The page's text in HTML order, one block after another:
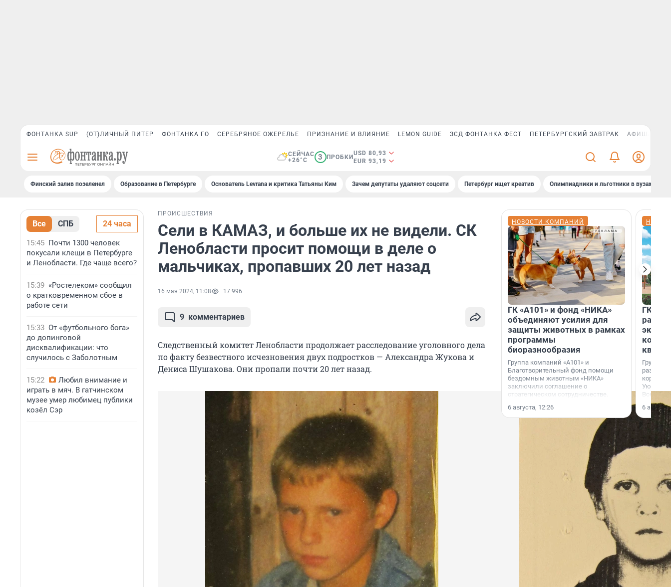
ФОНТАНКА SUP (ОТ)ЛИЧНЫЙ ПИТЕР ФОНТАНКА ГО СЕРЕБРЯНОЕ ОЖЕРЕЛЬЕ ПРИЗНАНИЕ И ВЛИЯНИЕ LEMON GUIDE ЗСД ФОНТАНКА ФЕСТ ПЕТЕРБУРГСКИЙ ЗАВТРАК АФИША PLUS
СЕЙЧАС
+26°C
3 ПРОБКИ
USD 80,93
EUR 93,19
Финский залив позеленел Образование в Петербурге Основатель Levrana и критика Татьяны Ким Зачем депутаты удаляют соцсети Петербург ищет креатив Олимпиадники и льготники в вузах СПб
Все СПБ 24 часа
15:45 Почти 1300 человек
покусали клещи в Петербурге
и Ленобласти. Где чаще всего?
15:39 «Ростелеком» сообщил
о кратковременном сбое в
работе сети
15:33 От «футбольного бога»
до допинговой
дисквалификации: что
случилось с Заболотным
15:22
Любил внимание и
играть в мяч. В гатчинском
музее умер любимец публики
козёл Сэр
ПРОИСШЕСТВИЯ
Сели в КАМАЗ, и больше их не видели. СК
Ленобласти просит помощи в деле о
мальчиках, пропавших 20 лет назад
16 мая 2024, 11:08 17 996
9 комментариев
Следственный комитет Ленобласти продолжает расследование уголовного дела
по факту безвестного исчезновения двух подростков — Александра Жукова и
Дениса Шушакова. Они пропали почти 20 лет назад.
НОВОСТИ КОМПАНИЙ
ГК «А101» и фонд «НИКА»
объединяют усилия для
защиты животных в рамках
программы
биоразнообразия
Группа компаний «А101» и
Благотворительный фонд помощи
бездомным животным «НИКА»
заключили соглашение о
стратегическом сотрудничестве.
6 августа, 12:26
ГК
Группа
корпуса
Уютный
6